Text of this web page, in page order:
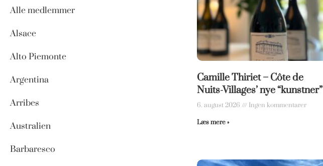
Alle medlemmer
Alsace
Alto Piemonte
Argentina
Arribes
Australien
Barbaresco
Camille Thiriet – Côte de
Nuits-Villages’ nye “kunstner”
6. august 2026 Ingen kommentarer
Læs mere »